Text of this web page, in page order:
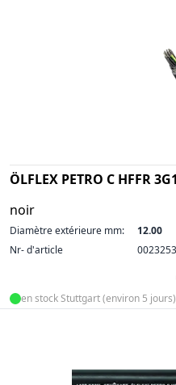
ÖLFLEX PETRO C HFFR
noir
Diamètre extérieure mm:
12.00
Nr- d'article
0023253
en stock Stuttgart (environ 5 jours)